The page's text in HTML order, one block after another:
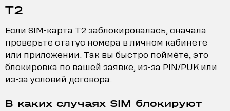
T2
Если SIM-карта T2 заблокировалась, сначала
проверьте статус номера в личном кабинете
или приложении. Так вы быстро поймёте, это
блокировка по вашей заявке, из-за PIN/PUK или
из-за условий договора.
В каких случаях SIM блокируют